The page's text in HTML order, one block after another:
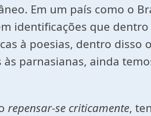
Em um país como o
identificações que
à poesias, dentro
às parnasianas, ainda
repensar-se criticamente,